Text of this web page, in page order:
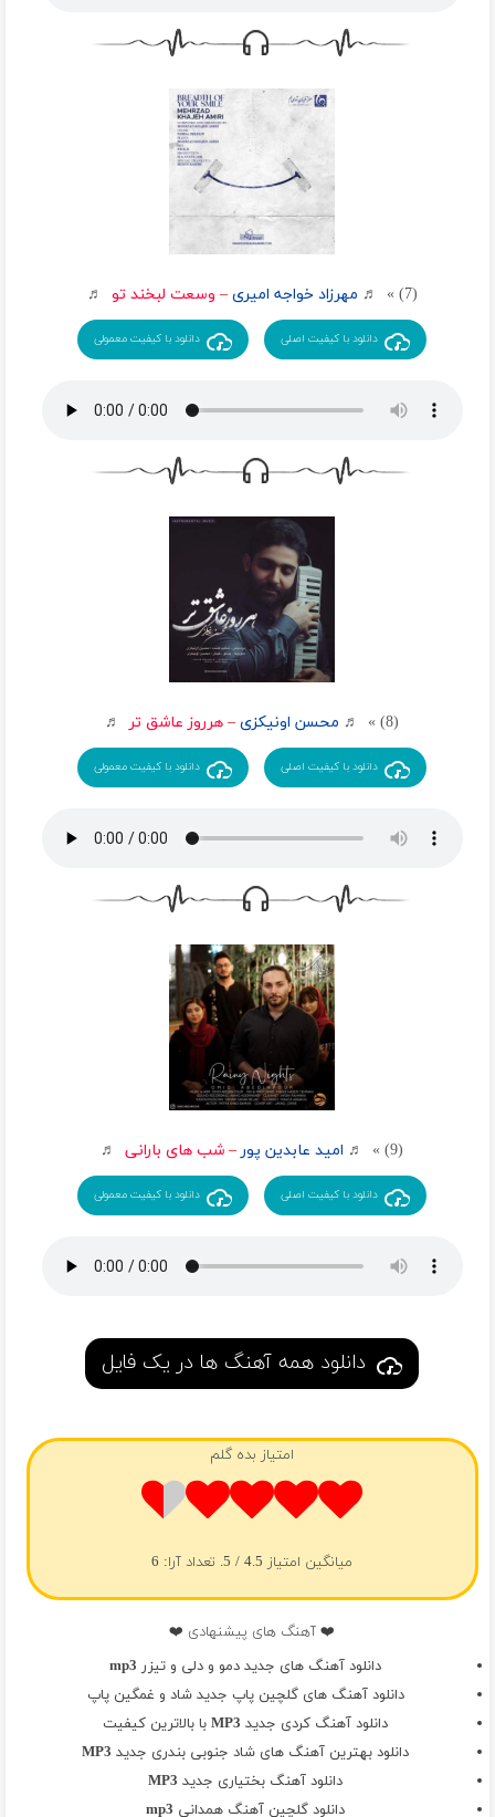
(7) » ♬ مهرزاد خواجه امیری – وسعت لبخند تو ♬
دانلود با کیفیت اصلی دانلود با کیفیت معمولی
(8) » ♬ محسن اونیکزی – هرروز عاشق تر ♬
دانلود با کیفیت اصلی دانلود با کیفیت معمولی
(9) » ♬ امید عابدین پور – شب های بارانی ♬
دانلود با کیفیت اصلی دانلود با کیفیت معمولی
دانلود همه آهنگ ها در یک فایل
امتیاز بده گلم
میانگین امتیاز 4.5/ 5. تعداد آرا: 6
❤️ آهنگ های پیشنهادی ❤️
دانلود آهنگ های جدید دمو و دلی و تیزر mp3
دانلود آهنگ های گلچین پاپ جدید شاد و غمگین پاپ
دانلود آهنگ کردی جدید MP3 با بالاترین کیفیت
دانلود بهترین آهنگ های شاد جنوبی بندری جدید MP3
دانلود آهنگ بختیاری جدید MP3
دانلود گلچین آهنگ همدانی mp3